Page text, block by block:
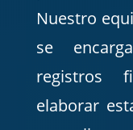
Nuestro
se
registros
elaborar